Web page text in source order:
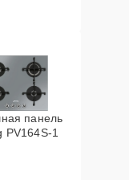
панель
PV164S-1